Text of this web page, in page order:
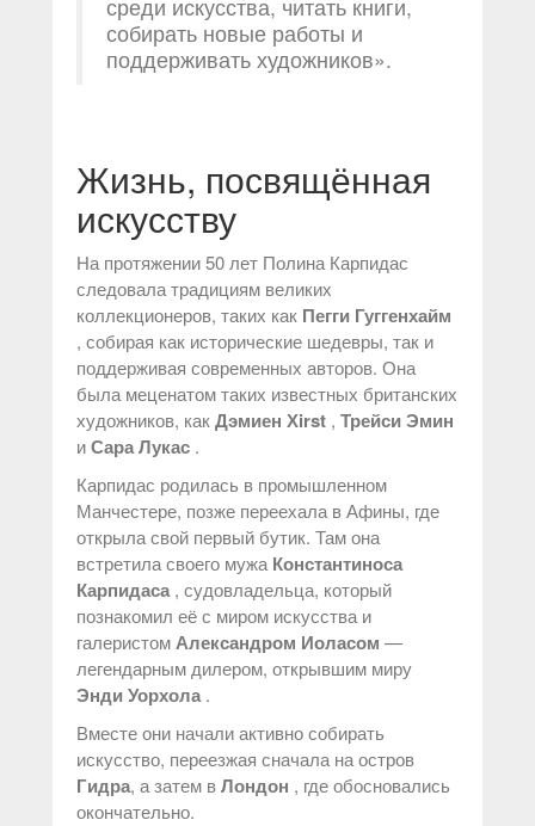
среди искусства, читать книги,
собирать новые работы и
поддерживать художников».
Жизнь, посвящённая
искусству
На протяжении 50 лет Полина Карпидас
следовала традициям великих
коллекционеров, таких как Пегги Гуггенхайм
, собирая как исторические шедевры, так и
поддерживая современных авторов. Она
была меценатом таких известных британских
художников, какДэмиен Хirst , Трейси Эмин
иСара Лукас .
Карпидас родилась в промышленном
Манчестере, позже переехала в Афины, где
открыла свой первый бутик. Там она
встретила своего мужа Константиноса
Карпидаса, судовладельца, который
познакомил её с миром искусства и
галеристомАлександром Иоласом —
легендарным дилером, открывшим миру
Энди Уорхола.
Вместе они начали активно собирать
искусство, переезжая сначала на остров
Гидра, а затем вЛондон , где обосновались
окончательно.